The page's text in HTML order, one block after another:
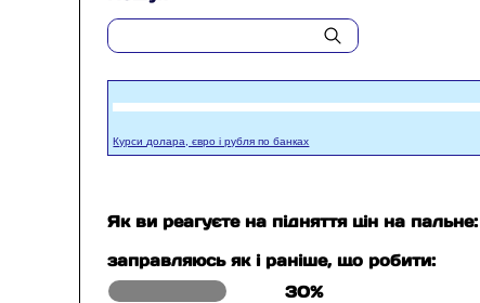
Курси долара, євро і рубля по банках
Як ви реагуєте на підняття цін на пальне:
заправляюсь як і раніше, що робити:
30%